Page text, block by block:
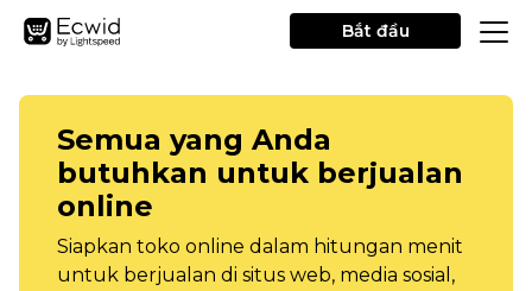
Bắt đầu
Semua yang Anda
butuhkan untuk berjualan
online
Siapkan toko online dalam hitungan menit
untuk berjualan di situs web, media sosial,